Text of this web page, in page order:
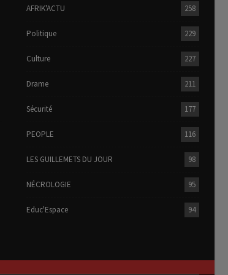
AFRIK'ACTU 258
Politique 229
Culture 227
Drame 211
Sécurité 177
PEOPLE 116
LES GUILLEMETS DU JOUR 98
NÉCROLOGIE 95
Educ'Espace 94